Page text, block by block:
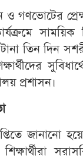
তিন দিন
প্রশাসন।
জানানো